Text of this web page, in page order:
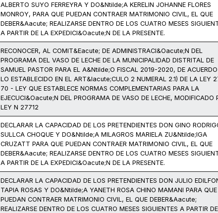
ALBERTO SUYO FERREYRA Y DO&Ntilde;A KERELIN JOHANNE FLORES
MONROY, PARA QUE PUEDAN CONTRAER MATRIMONIO CIVIL, EL QUE
DEBER&Aacute; REALIZARSE DENTRO DE LOS CUATRO MESES
A PARTIR DE LA EXPEDICI&Oacute;N DE LA PRESENTE.
RECONOCER, AL COMIT&Eacute; DE ADMINISTRACI&Oacute;N DEL
PROGRAMA DEL VASO DE LECHE DE LA MUNICIPALIDAD DISTRITAL DE
SAMUEL PASTOR PARA EL A&Ntilde;O FISCAL 2019-2020, DE
LO ESTABLECIDO EN EL ART&Iacute;CULO 2 NUMERAL 2.1) DE LA LEY
70 - LEY QUE ESTABLECE NORMAS COMPLEMENTARIAS PARA LA
EJECUCI&Oacute;N DEL PROGRAMA DE VASO DE LECHE, MODIFICADO
LEY N 27712
DECLARAR LA CAPACIDAD DE LOS PRETENDIENTES DON GINO
SULLCA CHOQUE Y DO&Ntilde;A MILAGROS MARIELA ZU&Ntilde;IGA
CRUZATT PARA QUE PUEDAN CONTRAER MATRIMONIO CIVIL, EL QUE
DEBER&Aacute; REALIZARSE DENTRO DE LOS CUATRO MESES
A PARTIR DE LA EXPEDICI&Oacute;N DE LA PRESENTE.
DECLARAR LA CAPACIDAD DE LOS PRETENDIENTES DON JULIO
TAPIA ROSAS Y DO&Ntilde;A YANETH ROSA CHINO MAMANI PARA QUE
PUEDAN CONTRAER MATRIMONIO CIVIL, EL QUE DEBER&Aacute;
REALIZARSE DENTRO DE LOS CUATRO MESES SIGUIENTES A PARTIR